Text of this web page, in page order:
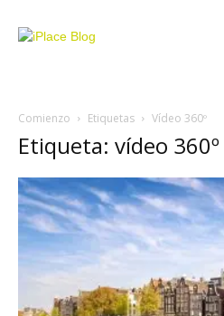
Comienzo Etiquetas Vídeo 360º
Etiqueta: vídeo 360º